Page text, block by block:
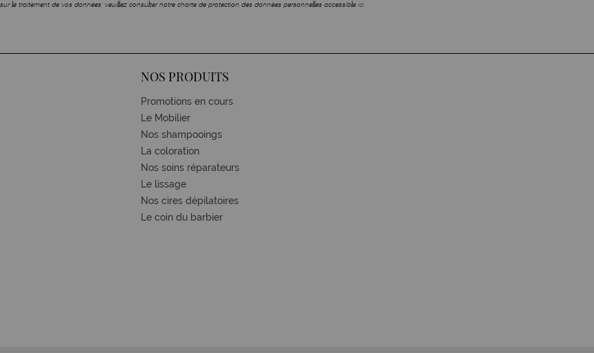
le traitement de vos données, veuillez consulter notre charte de protection des données personnelles accessibleici
NOS PRODUITS
Promotions en cours
Le Mobilier
Nos shampooings
La coloration
Nos soins réparateurs
Le lissage
Nos cires dépilatoires
Le coin du barbier